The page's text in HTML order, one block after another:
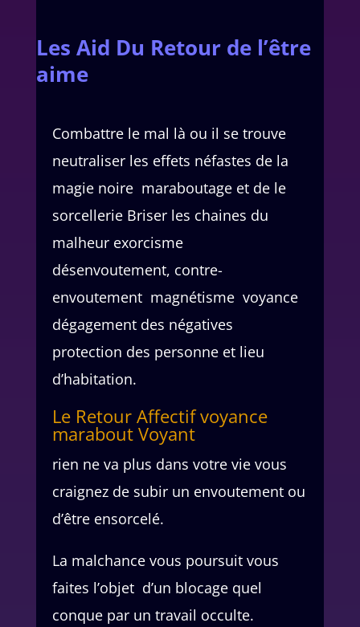
Les Aid Du Retour de l’être
aime
Combattre le mal là ou il se trouve
neutraliser les effets néfastes de la
magie noire maraboutage et de le
sorcellerie Briser les chaines du
malheur exorcisme
désenvoutement, contre-
envoutement magnétisme voyance
dégagement des négatives
protection des personne et lieu
d’habitation.
Le Retour Affectif voyance
marabout Voyant
rien ne va plus dans votre vie vous
craignez de subir un envoutement ou
d’être ensorcelé.
La malchance vous poursuit vous
faites l’objet d’un blocage quel
conque par un travail occulte.